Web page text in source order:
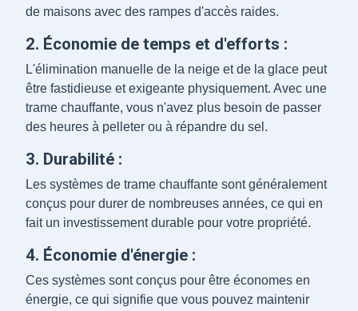
de maisons avec des rampes d'accès raides.
2. Économie de temps et d'efforts :
L'élimination manuelle de la neige et de la glace peut
être fastidieuse et exigeante physiquement. Avec une
trame chauffante, vous n'avez plus besoin de passer
des heures à pelleter ou à répandre du sel.
3. Durabilité :
Les systèmes de trame chauffante sont généralement
conçus pour durer de nombreuses années, ce qui en
fait un investissement durable pour votre propriété.
4. Économie d'énergie :
Ces systèmes sont conçus pour être économes en
énergie, ce qui signifie que vous pouvez maintenir